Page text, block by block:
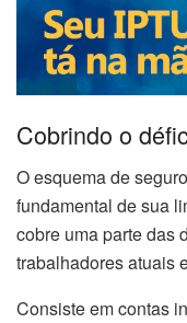
Cobrindo o
O esquema de
fundamental de sua
cobre uma parte das
trabalhadores atuais
Consiste em contas